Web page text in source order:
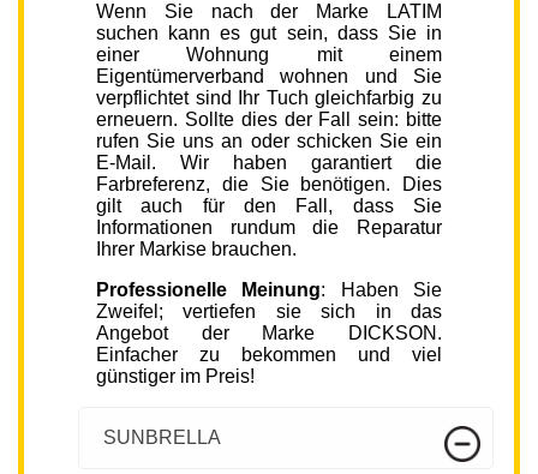
Wenn Sie nach der Marke LATIM
suchen kann es gut sein, dass Sie in
einer Wohnung mit einem
Eigentümerverband wohnen und Sie
verpflichtet sind Ihr Tuch gleichfarbig zu
erneuern. Sollte dies der Fall sein: bitte
rufen Sie uns an oder schicken Sie ein
E-Mail. Wir haben garantiert die
Farbreferenz, die Sie benötigen. Dies
gilt auch für den Fall, dass Sie
Informationen rundum die Reparatur
Ihrer Markise brauchen.
Professionelle Meinung: Haben Sie
Zweifel; vertiefen sie sich in das
Angebot der Marke DICKSON.
Einfacher zu bekommen und viel
günstiger im Preis!
SUNBRELLA